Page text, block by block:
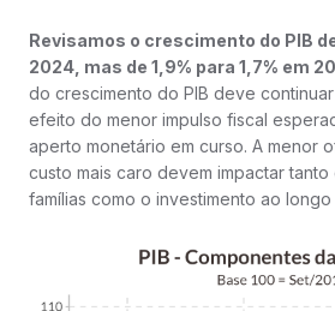
Revisamos o crescimento do PIB
2024, mas de 1,9% para 1,7% em
do crescimento do PIB deve
efeito do menor impulso fiscal
aperto monetário em curso. A menor
custo mais caro devem impactar tanto
famílias como o investimento ao